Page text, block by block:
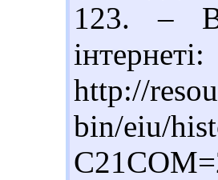
123. –
інтернеті:
http://
bin/eiu/